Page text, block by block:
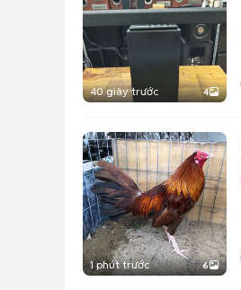
40 giây trước 4
1 phút trước 6